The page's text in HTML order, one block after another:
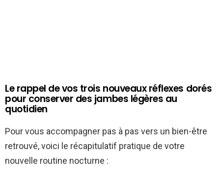
Le rappel de vos trois nouveaux réflexes dorés
pour conserver des jambes légères au
quotidien
Pour vous accompagner pas à pas vers un bien-être
retrouvé, voici le récapitulatif pratique de votre
nouvelle routine nocturne :